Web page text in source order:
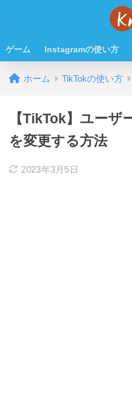
ゲーム Instagramの使い方
ホーム TikTokの使い方
【TikTok】ユーザ
を変更する方法
2023年3月5日